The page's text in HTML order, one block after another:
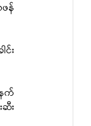
န်
း
က်
း